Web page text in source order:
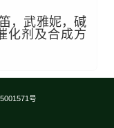
，武雅妮，碱
化剂及合成方
号